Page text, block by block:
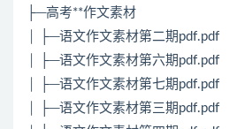
├─高考**作文素材
│ ├─语文作文素材第二期pdf.pdf
│ ├─语文作文素材第六期pdf.pdf
│ ├─语文作文素材第七期pdf.pdf
│ ├─语文作文素材第三期pdf.pdf